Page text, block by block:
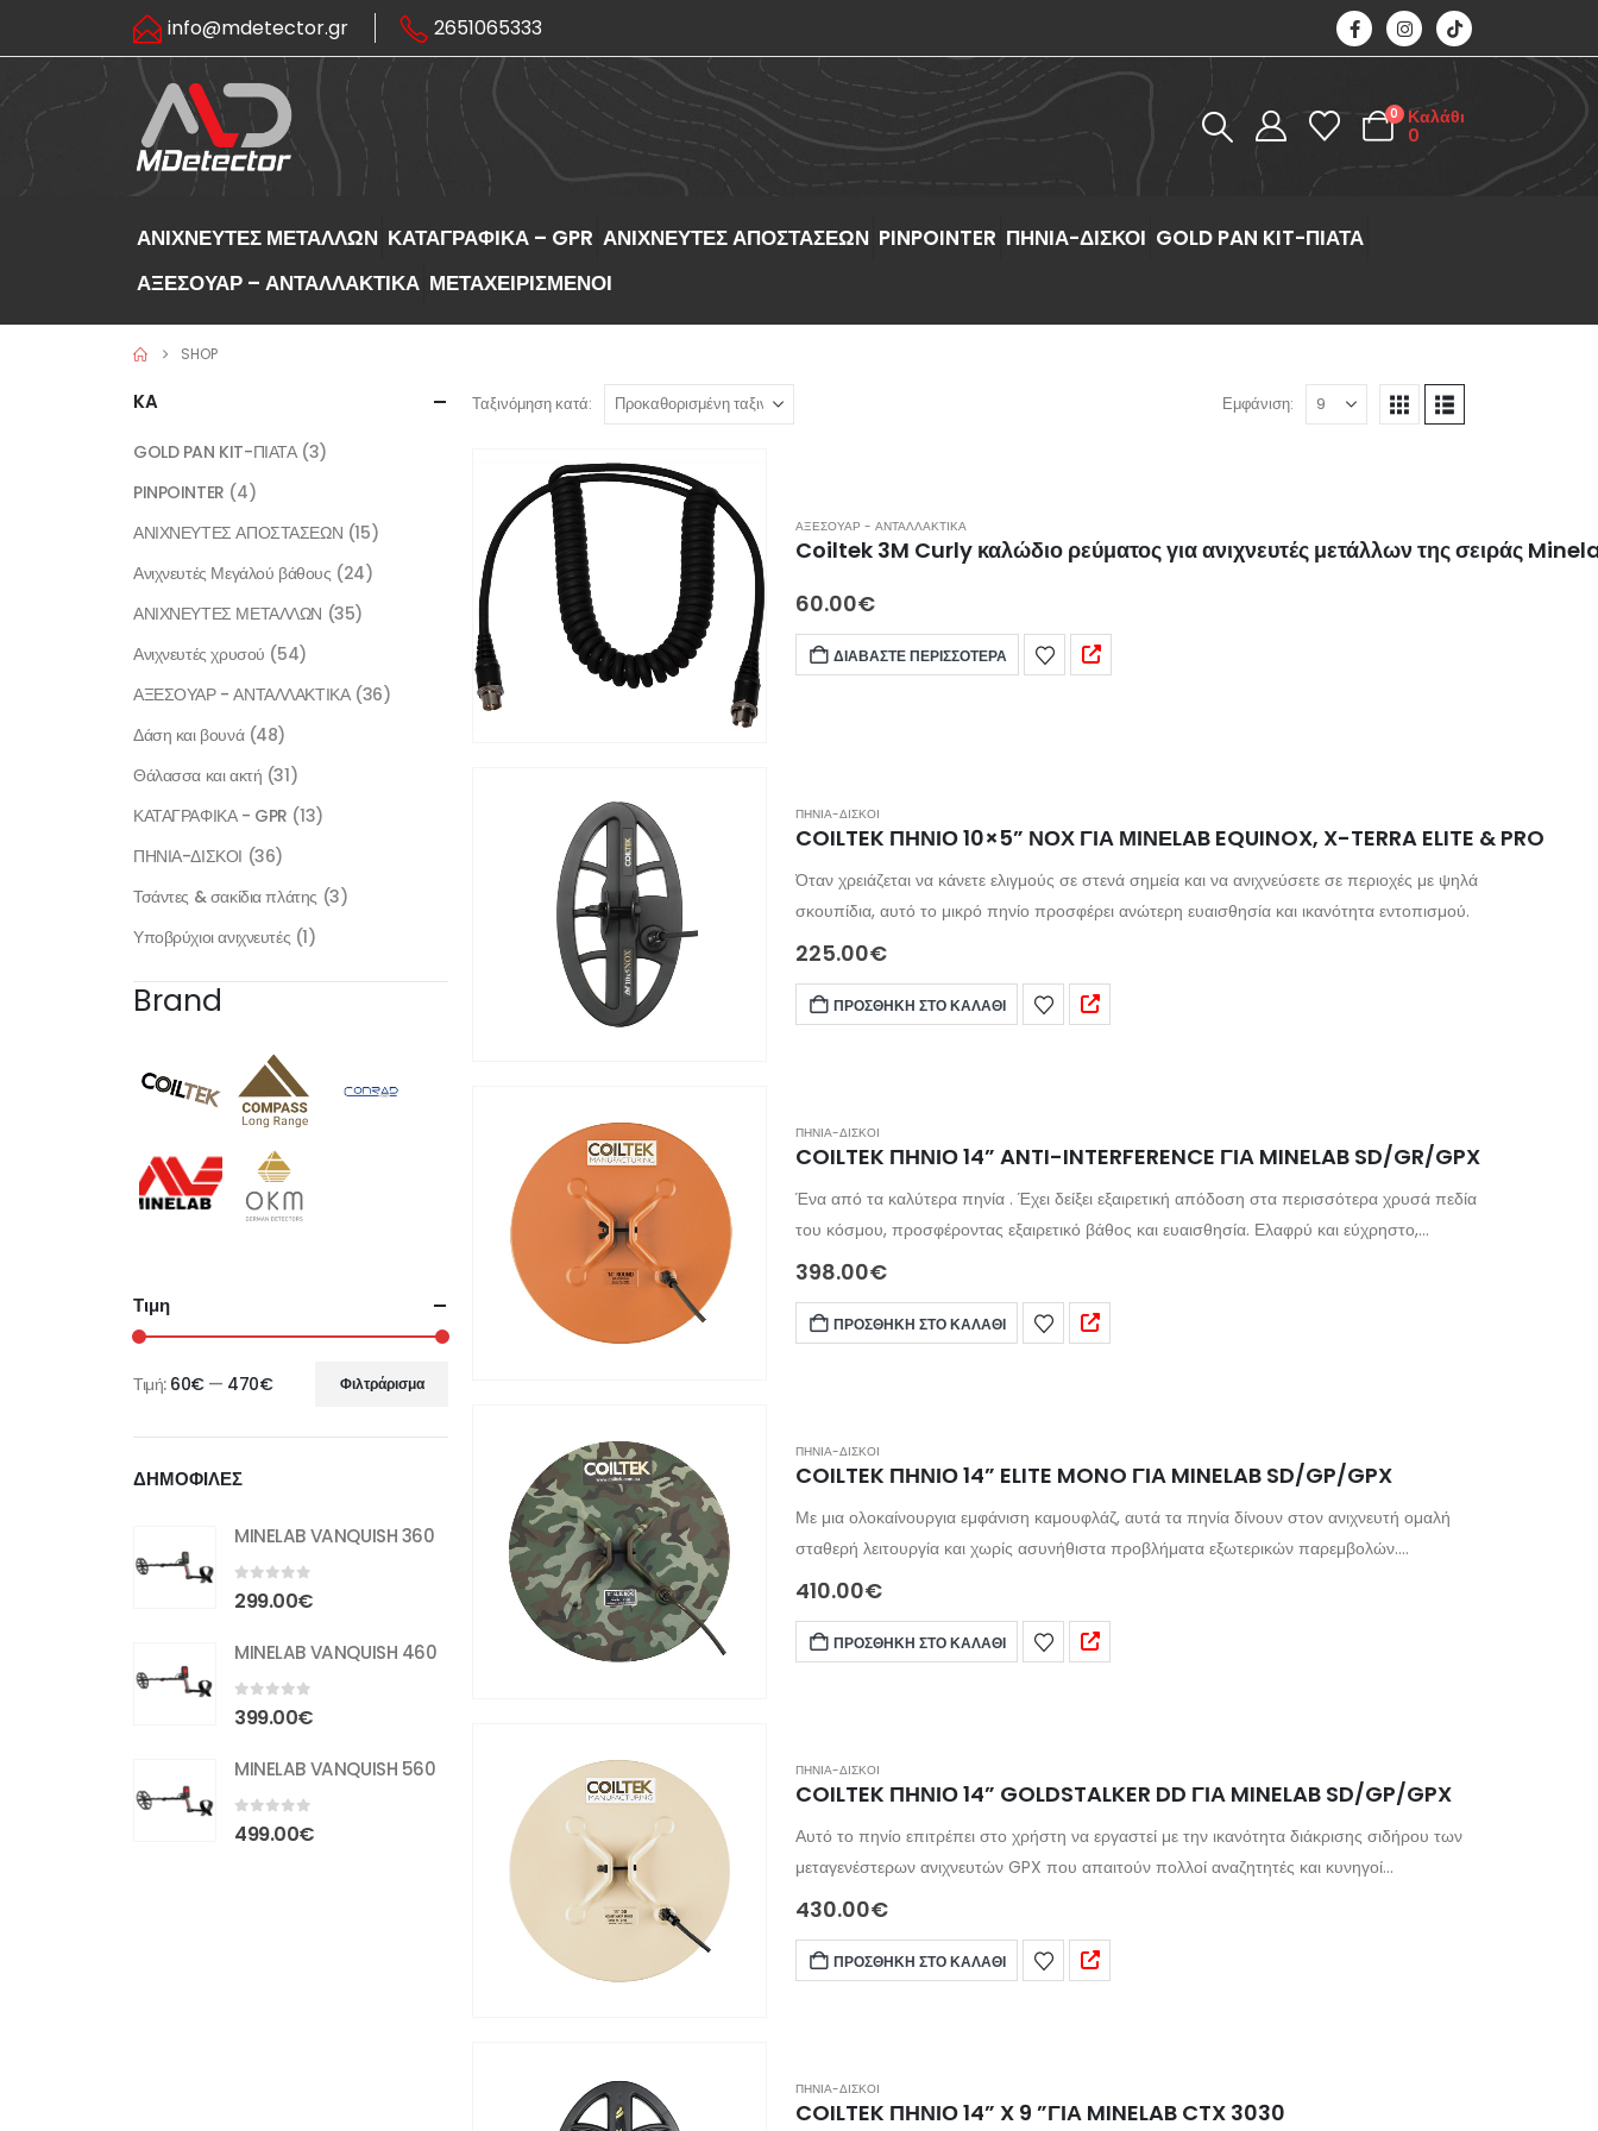
info@mdetector.gr 2651065333
0
Καλάθι
0
ΑΝΙΧΝΕΥΤΕΣ ΜΕΤΑΛΛΩΝ ΚΑΤΑΓΡΑΦΙΚΑ – GPR ΑΝΙΧΝΕΥΤΕΣ ΑΠΟΣΤΑΣΕΩΝ PINPOINTER ΠΗΝΙΑ-ΔΙΣΚΟΙ GOLD PAN KIT-ΠΙΑΤΑ
ΑΞΕΣΟΥΑΡ – ΑΝΤΑΛΛΑΚΤΙΚΑ ΜΕΤΑΧΕΙΡΙΣΜΕΝΟΙ
SHOP
Ταξινόμηση κατά: Εμφάνιση:
ΑΞΕΣΟΥΑΡ - ΑΝΤΑΛΛΑΚΤΙΚΑ
Coiltek 3M Curly καλώδιο ρεύματος για ανιχνευτές μετάλλων της σειράς
60.00€
ΔΙΑΒΆΣΤΕ ΠΕΡΙΣΣΌΤΕΡΑ
ΠΗΝΙΑ-ΔΙΣΚΟΙ
COILTEK ΠΗΝΙΟ 10×5” ΝΟΧ ΓΙΑ ΜΙΝΕLAB EQUINOX, X-TERRA ELITE & PRO
Όταν χρειάζεται να κάνετε ελιγμούς σε στενά σημεία και να ανιχνεύσετε σε περιοχές με ψηλά
σκουπίδια, αυτό το μικρό πηνίο προσφέρει ανώτερη ευαισθησία και ικανότητα εντοπισμού.
225.00€
ΠΡΟΣΘΉΚΗ ΣΤΟ ΚΑΛΆΘΙ
ΠΗΝΙΑ-ΔΙΣΚΟΙ
COILTEK ΠΗΝΙΟ 14” ANTI-INTERFERENCE ΓΙΑ MINELAB SD/GR/GPX
Ένα από τα καλύτερα πηνία . Έχει δείξει εξαιρετική απόδοση στα περισσότερα χρυσά πεδία
του κόσμου, προσφέροντας εξαιρετικό βάθος και ευαισθησία. Ελαφρύ και εύχρηστο,
ταιριάζει σε κάθε έρευνα. Είναι εξαιρετικά ανθεκτικό και θα αποδείξει την ικανότητά του ξανά
398.00€
ΠΡΟΣΘΉΚΗ ΣΤΟ ΚΑΛΆΘΙ
ΠΗΝΙΑ-ΔΙΣΚΟΙ
COILTEK ΠΗΝΙΟ 14” ELITE MONO ΓΙΑ MINELAB SD/GP/GPX
Με μια ολοκαίνουργια εμφάνιση καμουφλάζ, αυτά τα πηνία δίνουν στον ανιχνευτή ομαλή
σταθερή λειτουργία και χωρίς ασυνήθιστα προβλήματα εξωτερικών παρεμβολών.
Χρησιμοποιώντας ένα υψηλής ποιότητας σύρμα LITZ, η σειρά έχει πιο ομαλή απόδοση
SD/GP/GPX θα μπορούσε να χάσει το Optimizing Discovery εάν ​​δεν κινείται με τον
410.00€
ΠΡΟΣΘΉΚΗ ΣΤΟ ΚΑΛΆΘΙ
ΠΗΝΙΑ-ΔΙΣΚΟΙ
COILTEK ΠΗΝΙΟ 14” GOLDSTALKER DD ΓΙΑ MINELAB SD/GP/GPX
Αυτό το πηνίο επιτρέπει στο χρήστη να εργαστεί με την ικανότητα διάκρισης σιδήρου των
μεταγενέστερων ανιχνευτών GPX που απαιτούν πολλοί αναζητητές και κυνηγοί
θησαυρών. Αυτό το πηνίο έχει καλή κάλυψη εδάφους και ταλαντεύοντας αργά αυτό θα
μικρούς στόχους καθώς είναι σε θέση να δει τα ψήγματα του υπογραμμαρίου σε καλό
430.00€
ΠΡΟΣΘΉΚΗ ΣΤΟ ΚΑΛΆΘΙ
ΠΗΝΙΑ-ΔΙΣΚΟΙ
COILTEK ΠΗΝΙΟ 14” X 9 ”ΓΙΑ MINELAB CTX 3030
KA
GOLD PAN KIT-ΠΙΑΤΑ (3)
PINPOINTER (4)
ΑΝΙΧΝΕΥΤΕΣ ΑΠΟΣΤΑΣΕΩΝ (15)
Ανιχνευτές Μεγάλού βάθους (24)
ΑΝΙΧΝΕΥΤΕΣ ΜΕΤΑΛΛΩΝ (35)
Ανιχνευτές χρυσού (54)
ΑΞΕΣΟΥΑΡ - ΑΝΤΑΛΛΑΚΤΙΚΑ (36)
Δάση και βουνά (48)
Θάλασσα και ακτή (31)
ΚΑΤΑΓΡΑΦΙΚΑ - GPR (13)
ΠΗΝΙΑ-ΔΙΣΚΟΙ (36)
Τσάντες & σακίδια πλάτης (3)
Υποβρύχιοι ανιχνευτές (1)
Brand
Τιμη
Ελάχιστη
τιμή
Μέγιστη
τιμή
Φιλτράρισμα
Τιμή: 60€— 470€
ΔΗΜΟΦΙΛΕΣ
MINELAB VANQUISH 360
0 out of 5
299.00€
MINELAB VANQUISH 460
0 out of 5
399.00€
MINELAB VANQUISH 560
0 out of 5
499.00€